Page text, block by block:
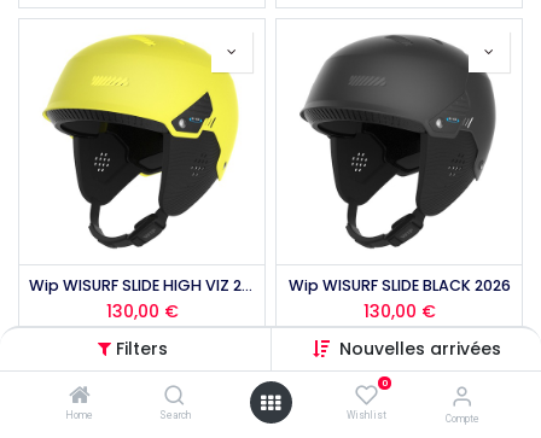
Filters Nouvelles arrivées
Home Search
0
Wishlist Compte
Wip WISURF SLIDE HIGH VIZ 2026
130,00 €
Wip WISURF SLIDE BLACK 2026
130,00 €